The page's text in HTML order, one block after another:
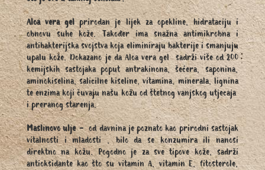
Aloa vera gelprirodan je lijek za opekline, hidrataciju i
obnovu suhe kože. Također ima snažna antimikrobna i
antibakterijska svojstva koja eliminiraju bakterije i smanjuju
upalu kože. Dokazano je da Aloa vera gel sadrži više od 200
kemijskih sastojaka poput antrakinona, šećera, saponina,
aminokiselina, salicilne kiseline, vitamina, minerala, lignina
te enzima koji čuvaju našu kožu od štetnog vanjskog utjecaja
i preranog starenja.
Maslinovo ulje- od davnina je poznato kao prirodni sastojak
vitalnosti i mladosti , bilo da se konzumira ili nanosi
direktno na kožu. Pogodno je za sve tipove kože, sadrži
antioksidante kao što su vitamin A, vitamin E, fitosterole,